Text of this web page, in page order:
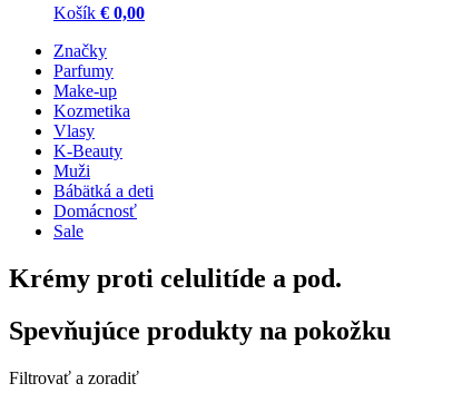
Košík € 0,00
Značky
Parfumy
Make-up
Kozmetika
Vlasy
K-Beauty
Muži
Bábätká a deti
Domácnosť
Sale
Krémy proti celulitíde a pod.
Spevňujúce produkty na pokožku
Filtrovať a zoradiť